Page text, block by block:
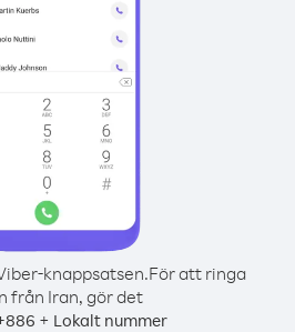
knappsatsen.För att ringa
från Iran, gör det
886 + Lokalt nummer